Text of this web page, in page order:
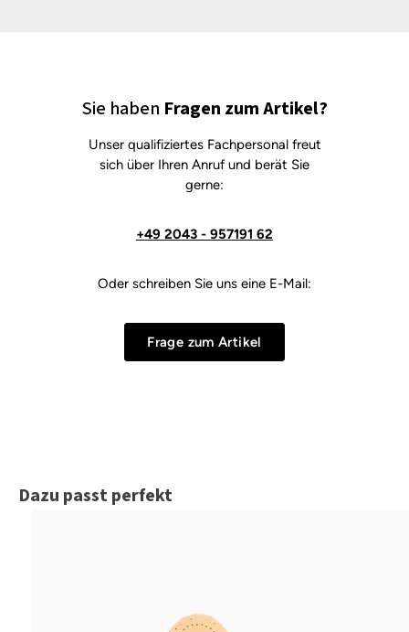
Sie haben Fragen zum Artikel?
Unser qualifiziertes Fachpersonal freut
sich über Ihren Anruf und berät Sie
gerne:
+49 2043 - 957191 62
Oder schreiben Sie uns eine E-Mail:
Frage zum Artikel
Produktgalerie überspringen
Dazu passt perfekt